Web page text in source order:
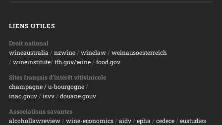
LIENS UTILES
Droit national
wineaustralia / nzwine/ winelaw/ weinausoesterreich
/ wineinstitute/ ttb.gov/wine/ food.gov
Sites français d’intérêt vitivinicole
champagne/ u-bourgogne/
inao.gouv/ isvv/ douane.gouv
Associations savantes
alcohollawreview/ wine-economics/ aidv/ epha / cedece/ eustudies